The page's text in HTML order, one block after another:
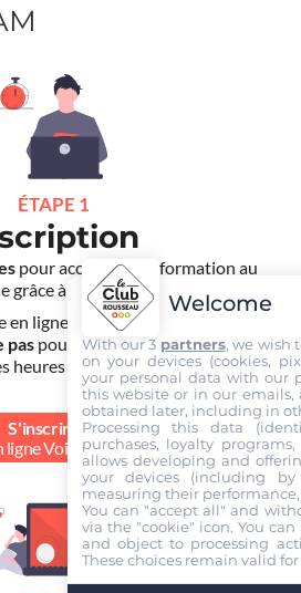
ÉTAPE 1
pour accéder à ma formation au
grâce à
Pass Rousseau Voiture
ligne voiture auprès de mon
pas pour la suite de ma formation. Je
heures de conduite dans un autre
S'inscrire au
ligne Voiture 30.00 €
Welcome
With our 3 partners, we wish
on your devices (cookies,
your personal data with our
this website or in our emails,
obtained later, including in
Processing this data
purchases, loyalty
allows developing and
your devices (including
measuring their
You can "accept all" and
via the "cookie" icon. You
and object to processing
These choices remain valid